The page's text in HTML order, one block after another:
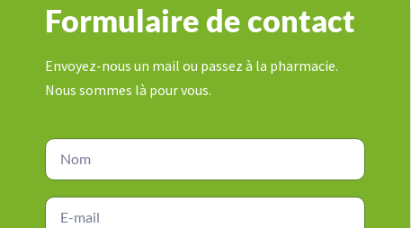
Formulaire de contact
Envoyez-nous un mail ou passez à la pharmacie.
Nous sommes là pour vous.